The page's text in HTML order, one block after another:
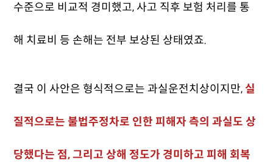
수준으로 비교적 경미했고, 사고 직후 보험 처리를 통
해 치료비 등 손해는 전부 보상된 상태였죠.
결국 이 사안은 형식적으로는 과실운전치상이지만, 실
질적으로는 불법주정차로 인한 피해자 측의 과실도 상
당했다는 점, 그리고 상해 정도가 경미하고 피해 회복